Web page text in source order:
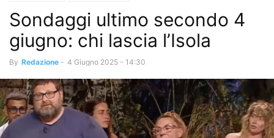
Sondaggi ultimo secondo 4
giugno: chi lascia l’Isola
By Redazione - 4 Giugno 2025 - 14:30